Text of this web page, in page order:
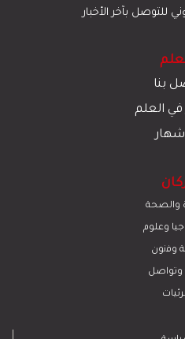
للتوصل بآخر الأخبار
بنا
العلم
والصحة
وعلوم
وﻓﻧون
وتواصل